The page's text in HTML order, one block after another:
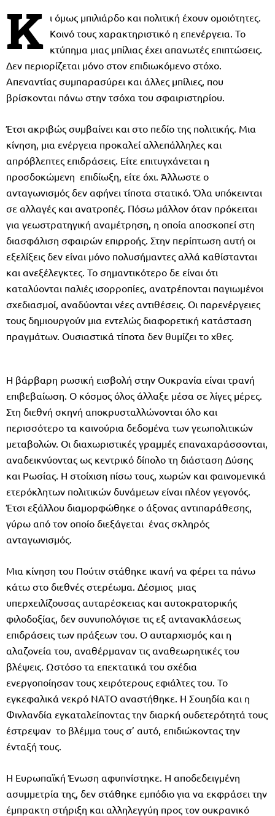
Κ ι όμως μπιλιάρδο και πολιτική έχουν ομοιότητες.
Κοινό τους χαρακτηριστικό η επενέργεια. Το
κτύπημα μιας μπίλιας έχει απανωτές επιπτώσεις.
Δεν περιορίζεται μόνο στον επιδιωκόμενο στόχο.
Απεναντίας συμπαρασύρει και άλλες μπίλιες, που
βρίσκονται πάνω στην τσόχα του σφαιριστηρίου.
Έτσι ακριβώς συμβαίνει και στο πεδίο της πολιτικής. Μια
κίνηση, μια ενέργεια προκαλεί αλλεπάλληλες και
απρόβλεπτες επιδράσεις. Είτε επιτυγχάνεται η
προσδοκώμενη επιδίωξη, είτε όχι. Άλλωστε ο
ανταγωνισμός δεν αφήνει τίποτα στατικό. Όλα υπόκεινται
σε αλλαγές και ανατροπές. Πόσω μάλλον όταν πρόκειται
για γεωστρατηγική αναμέτρηση, η οποία αποσκοπεί στη
διασφάλιση σφαιρών επιρροής. Στην περίπτωση αυτή οι
εξελίξεις δεν είναι μόνο πολυσήμαντες αλλά καθίστανται
και ανεξέλεγκτες. Το σημαντικότερο δε είναι ότι
καταλύονται παλιές ισορροπίες, ανατρέπονται παγιωμένοι
σχεδιασμοί, αναδύονται νέες αντιθέσεις. Οι παρενέργειες
τους δημιουργούν μια εντελώς διαφορετική κατάσταση
πραγμάτων. Ουσιαστικά τίποτα δεν θυμίζει το χθες.
Η βάρβαρη ρωσική εισβολή στην Ουκρανία είναι τρανή
επιβεβαίωση. Ο κόσμος όλος άλλαξε μέσα σε λίγες μέρες.
Στη διεθνή σκηνή αποκρυσταλλώνονται όλο και
περισσότερο τα καινούρια δεδομένα των γεωπολιτικών
μεταβολών. Οι διαχωριστικές γραμμές επαναχαράσσονται,
αναδεικνύοντας ως κεντρικό δίπολο τη διάσταση Δύσης
και Ρωσίας. Η στοίχιση πίσω τους, χωρών και φαινομενικά
ετερόκλητων πολιτικών δυνάμεων είναι πλέον γεγονός.
Έτσι εξάλλου διαμορφώθηκε ο άξονας αντιπαράθεσης,
γύρω από τον οποίο διεξάγεται ένας σκληρός
ανταγωνισμός.
Μια κίνηση του Πούτιν στάθηκε ικανή να φέρει τα πάνω
κάτω στο διεθνές στερέωμα. Δέσμιος μιας
υπερχειλίζουσας αυταρέσκειας και αυτοκρατορικής
φιλοδοξίας, δεν συνυπολόγισε τις εξ αντανακλάσεως
επιδράσεις των πράξεων του. Ο αυταρχισμός και η
αλαζονεία του, αναθέρμαναν τις αναθεωρητικές του
βλέψεις. Ωστόσο τα επεκτατικά του σχέδια
ενεργοποίησαν τους χειρότερους εφιάλτες του. Το
εγκεφαλικά νεκρό ΝΑΤΟ αναστήθηκε. Η Σουηδία και η
Φινλανδία εγκαταλείποντας την διαρκή ουδετερότητά τους
έστρεψαν το βλέμμα τους σ’ αυτό, επιδιώκοντας την
ένταξή τους.
Η Ευρωπαϊκή Ένωση αφυπνίστηκε. Η αποδεδειγμένη
ασυμμετρία της, δεν στάθηκε εμπόδιο για να εκφράσει την
έμπρακτη στήριξη και αλληλεγγύη προς τον ουκρανικό